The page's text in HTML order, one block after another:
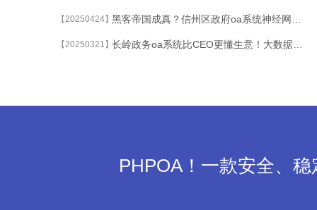
【20250424】
【20250321】 长岭政务oa系统比CEO更懂生意！大数据预测下一个爆款产品
PHPOA！一款安全、